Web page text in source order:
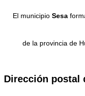
El municipio Sesa
de la provincia de
Dirección postal